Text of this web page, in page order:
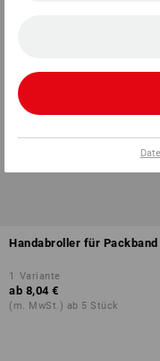
Handabroller für Packband
1 Variante
ab 8,04 €
(m. MwSt.) ab 5 Stück